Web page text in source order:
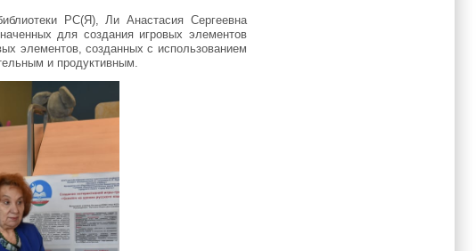
РС(Я), Ли Анастасия Сергеевна
для создания игровых элементов
элементов, созданных с использованием
и продуктивным.